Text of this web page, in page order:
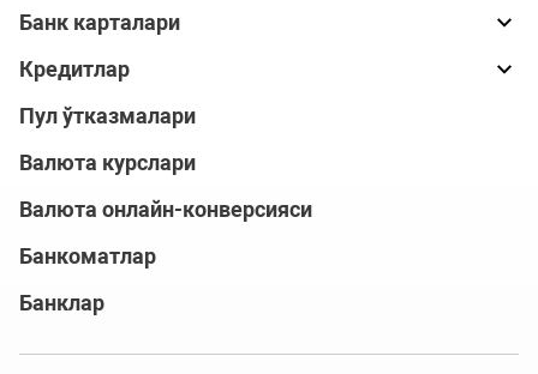
Банк карталари
Кредитлар
Пул ўтказмалари
Валюта курслари
Валюта онлайн-конверсияси
Банкоматлар
Банклар